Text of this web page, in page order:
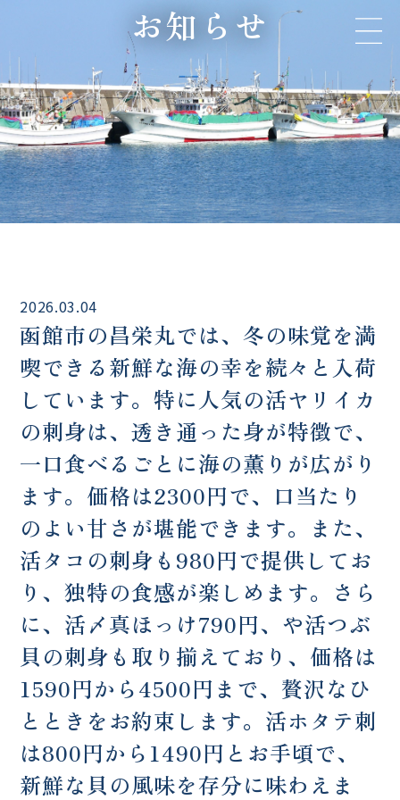
お知らせ
2026.03.04
函館市の昌栄丸では、冬の味覚を満
喫できる新鮮な海の幸を続々と入荷
しています。特に人気の活ヤリイカ
の刺身は、透き通った身が特徴で、
一口食べるごとに海の薫りが広がり
ます。価格は2300円で、口当たり
のよい甘さが堪能できます。また、
活タコの刺身も980円で提供してお
り、独特の食感が楽しめます。さら
に、活〆真ほっけ790円、や活つぶ
貝の刺身も取り揃えており、価格は
1590円から4500円まで、贅沢なひ
とときをお約束します。活ホタテ刺
は800円から1490円とお手頃で、
新鮮な貝の風味を存分に味わえま